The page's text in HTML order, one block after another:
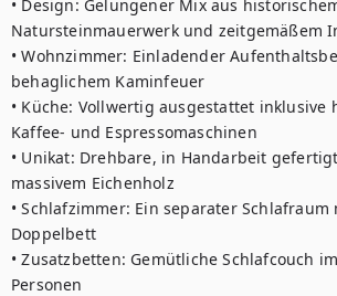
• Design: Gelungener Mix aus
Natursteinmauerwerk und zeitgemäßem
• Wohnzimmer: Einladender
behaglichem Kaminfeuer
• Küche: Vollwertig ausgestattet inklusive
Kaffee- und Espressomaschinen
• Unikat: Drehbare, in Handarbeit
massivem Eichenholz
• Schlafzimmer: Ein separater
Doppelbett
• Zusatzbetten: Gemütliche Schlafcouch
Personen